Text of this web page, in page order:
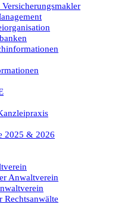
2025 & 2026
Anwaltverein
Rechtsanwälte